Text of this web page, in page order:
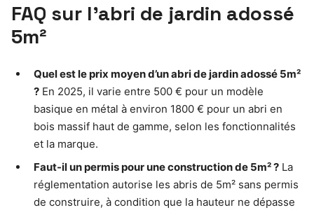
FAQ sur l’abri de jardin adossé
5m²
Quel est le prix moyen d’un abri de jardin adossé 5m²
? En 2025, il varie entre 500 € pour un modèle
basique en métal à environ 1800 € pour un abri en
bois massif haut de gamme, selon les fonctionnalités
et la marque.
Faut-il un permis pour une construction de 5m² ? La
réglementation autorise les abris de 5m² sans permis
de construire, à condition que la hauteur ne dépasse